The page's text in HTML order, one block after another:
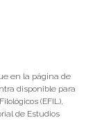
en la página de
disponible para
(EFIL),
de Estudios